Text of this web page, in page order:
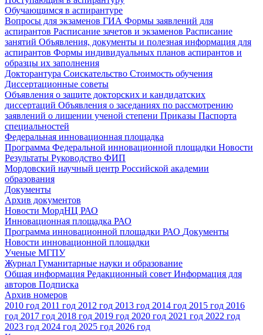
Обучающимся в аспирантуре
Вопросы для экзаменов ГИА Формы заявлений для
аспирантов Расписание зачетов и экзаменов Расписание
занятий Объявления, документы и полезная информация для
аспирантов Формы индивидуальных планов аспирантов и
образцы их заполнения
Докторантура Соискательство Стоимость обучения
Диссертационные советы
Объявления о защите докторских и кандидатских
диссертаций Объявления о заседаниях по рассмотрению
заявлений о лишении ученой степени Приказы Паспорта
специальностей
Федеральная инновационная площадка
Программа Федеральной инновационной площадки Новости
Результаты Руководство ФИП
Мордовский научный центр Российской академии
образования
Документы
Архив документов
Новости МордНЦ РАО
Инновационная площадка РАО
Программа инновационной площадки РАО Документы
Новости инновационной площадки
Ученые МГПУ
Журнал Гуманитарные науки и образование
Общая информация Редакционный совет Информация для
авторов Подписка
Архив номеров
2010 год 2011 год 2012 год 2013 год 2014 год 2015 год 2016
год 2017 год 2018 год 2019 год 2020 год 2021 год 2022 год
2023 год 2024 год 2025 год 2026 год